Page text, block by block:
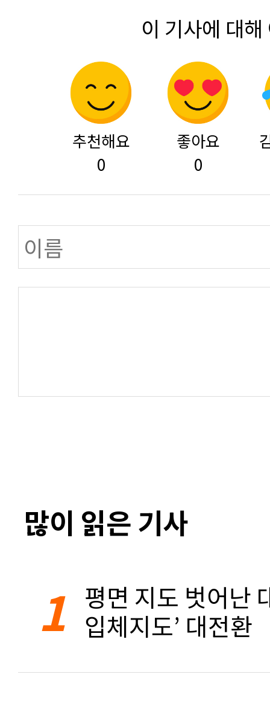
이 기사에 대
추천해요
0
좋아요
0
많이 읽은 기사
1 평면 지도 벗어난
입체지도’ 대전환